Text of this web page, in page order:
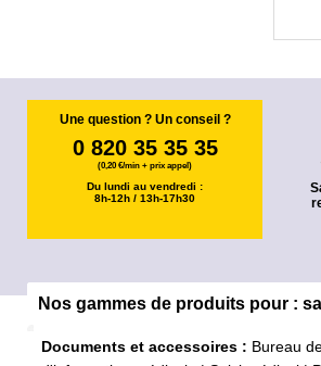
Une question ? Un conseil ?
0 820 35 35 35
(0,20 €/min + prix appel)
Du lundi au vendredi :
8h-12h / 13h-17h30
Nos gammes de produits pour :
Documents et accessoires : Bureau